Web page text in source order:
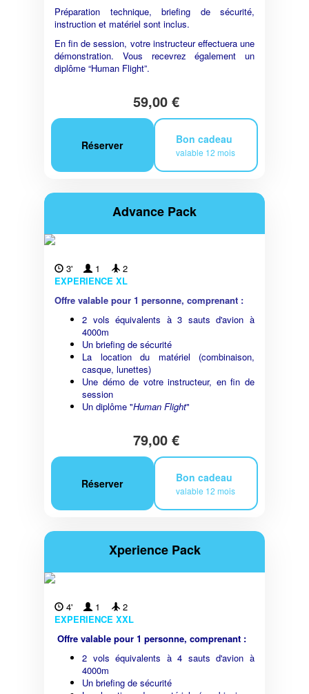
Préparation technique, briefing de sécurité,
instruction et matériel sont inclus.
En fin de session, votre instructeur effectuera une
démonstration. Vous recevrez également un
diplôme “Human Flight”.
59,00 €
Réserver Bon cadeau
valable 12 mois
Advance Pack
3' 1
2
EXPERIENCE XL
Offre valable pour 1 personne, comprenant :
2 vols équivalents à 3 sauts d'avion à
4000m
Un briefing de sécurité
La location du matériel (combinaison,
casque, lunettes)
Une démo de votre instructeur, en fin de
session
Un diplôme "Human Flight"
79,00 €
Réserver Bon cadeau
valable 12 mois
Xperience Pack
4' 1
2
EXPERIENCE XXL
Offre valable pour 1 personne, comprenant :
2 vols équivalents à 4 sauts d'avion à
4000m
Un briefing de sécurité